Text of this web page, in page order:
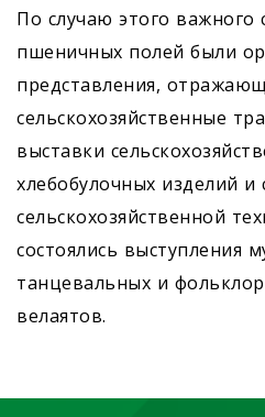
По случаю этого важного
пшеничных полей были
представления,
сельскохозяйственные
выставки
хлебобулочных изделий и
сельскохозяйственной
состоялись выступления
танцевальных и
велаятов.